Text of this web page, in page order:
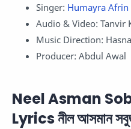
Singer: Humayra Afrin
Audio & Video: Tanvir
Music Direction:
Producer: Abdul Awal
Neel Asman
Lyrics নীল আসমান